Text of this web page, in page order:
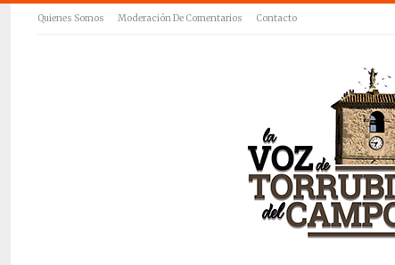
Quienes Somos Moderación De Comentarios Contacto